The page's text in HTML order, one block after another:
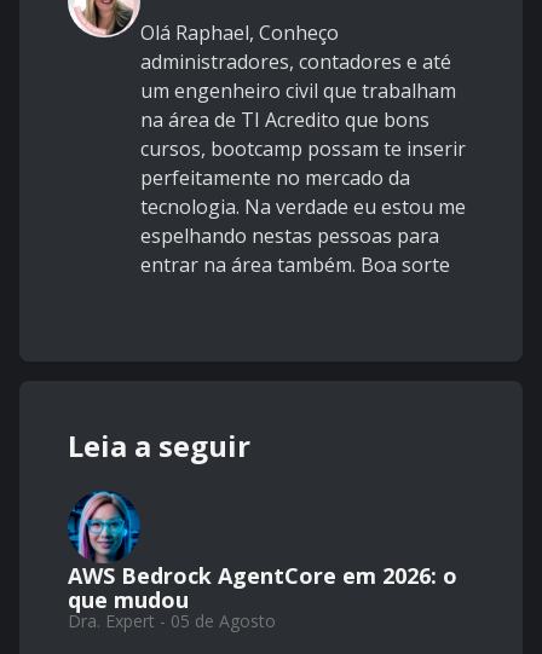
Olá Raphael, Conheço
administradores, contadores e até
um engenheiro civil que trabalham
na área de TI Acredito que bons
cursos, bootcamp possam te inserir
perfeitamente no mercado da
tecnologia. Na verdade eu estou me
espelhando nestas pessoas para
entrar na área também. Boa sorte
Leia a seguir
AWS Bedrock AgentCore em 2026: o
que mudou
Dra. Expert - 05 de Agosto